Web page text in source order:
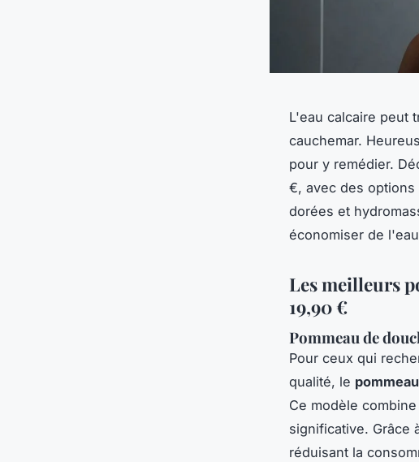
L'eau calcaire peut
cauchemar.
pour y remédier.
€, avec des
dorées et
économiser de
Les meilleurs
19,90 €
Pommeau de
Pour ceux qui
qualité, le
Ce modèle
significative. Grâce
réduisant la